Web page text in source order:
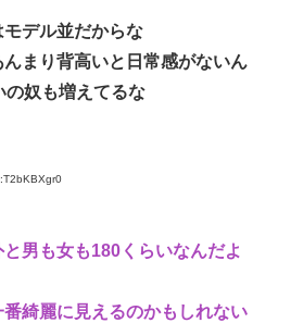
デル並だからな
まり背高いと日常感がないん
奴も増えてるな
男も女も180くらいなんだよ
綺麗に見えるのかもしれない